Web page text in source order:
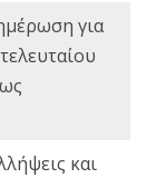
για
και